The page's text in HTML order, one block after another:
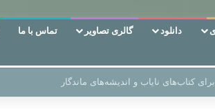
دانلود گالری تصاویر تماس با ما
راه خداست‌!